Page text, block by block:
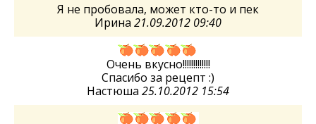
Я не пробовала, может кто-то и пек
Ирина 21.09.2012 09:40
Очень вкусно!!!!!!!!!!!!!
Спасибо за рецепт :)
Настюша 25.10.2012 15:54